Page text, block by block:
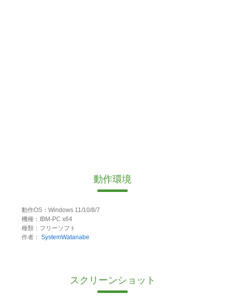
動作環境
動作OS：Windows 11/10/8/7
機種：IBM-PC x64
種類：フリーソフト
作者： SystemWatanabe
スクリーンショット